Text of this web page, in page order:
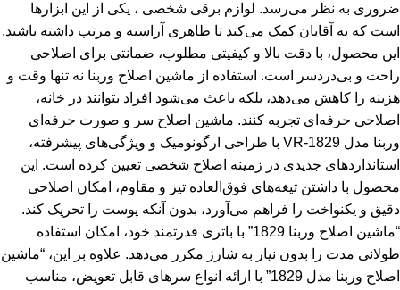
ضروری به نظر می‌رسد. لوازم برقی شخصی ، یکی از این ابزارها
است که به آقایان کمک می‌کند تا ظاهری آراسته و مرتب داشته باشند.
این محصول، با دقت بالا و کیفیتی مطلوب، ضمانتی برای اصلاحی
راحت و بی‌دردسر است. استفاده از ماشین اصلاح وربنا نه تنها وقت و
هزینه را کاهش می‌دهد، بلکه باعث می‌شود افراد بتوانند در خانه،
اصلاحی حرفه‌ای تجربه کنند. ماشین اصلاح سر و صورت حرفه‌ای
وربنا مدل VR-1829 با طراحی ارگونومیک و ویژگی‌های پیشرفته،
استانداردهای جدیدی در زمینه اصلاح شخصی تعیین کرده است. این
محصول با داشتن تیغه‌های فوق‌العاده تیز و مقاوم، امکان اصلاحی
دقیق و یکنواخت را فراهم می‌آورد، بدون آنکه پوست را تحریک کند.
“ماشین اصلاح وربنا 1829” با باتری قدرتمند خود، امکان استفاده
طولانی مدت را بدون نیاز به شارژ مکرر می‌دهد. علاوه بر این، “ماشین
اصلاح وربنا مدل 1829” با ارائه انواع سرهای قابل تعویض، مناسب